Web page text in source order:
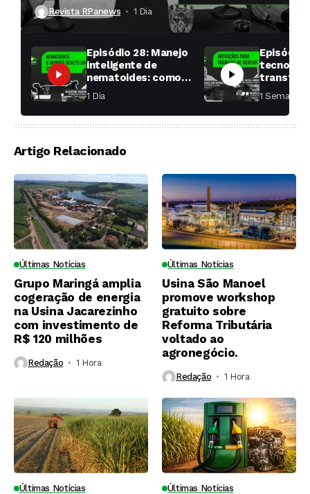
Revista RPanews 1 Dia ⁮
Episódio 28: Manejo
inteligente de
nematoides: como
aumentar a
produtividade das
soqueiras?
1 Dia ⁮
Episódio
fábricas
1 Semana ⁮
Artigo Relacionado
Últimas Notícias
Grupo Maringá amplia
cogeração de energia
na Usina Jacarezinho
com investimento de
R$ 120 milhões
Redação 1 Hora ⁮
Últimas Notícias
Usina São Manoel
promove workshop
gratuito sobre
Reforma Tributária
voltado ao
agronegócio.
Redação 1 Hora ⁮
Últimas Notícias Últimas Notícias